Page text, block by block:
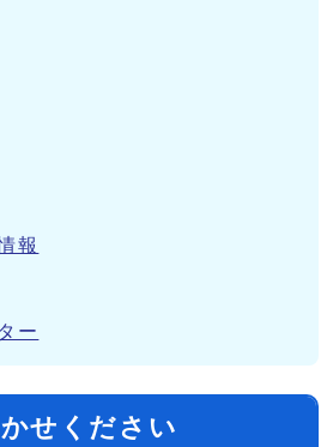
報
ー
せください